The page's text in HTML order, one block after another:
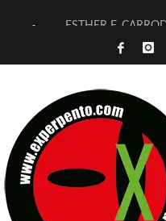
ESTHER F.
[TERRA DE
TIMBRE 4, LA
30 AÑOS (NO ES
D’BALDOMEROS